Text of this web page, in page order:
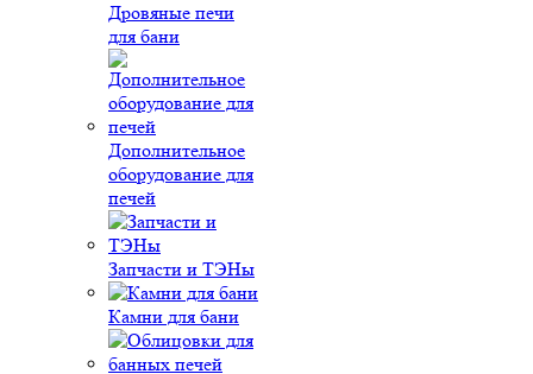
Дровяные печи
для бани
Дополнительное
оборудование для
печей
Запчасти и ТЭНы
Камни для бани